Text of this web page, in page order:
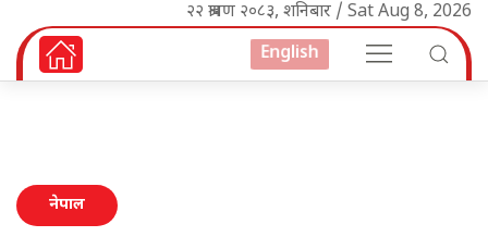
२२ श्रावण २०८३, शनिबार / Sat Aug 8, 2026
English
नेपाल